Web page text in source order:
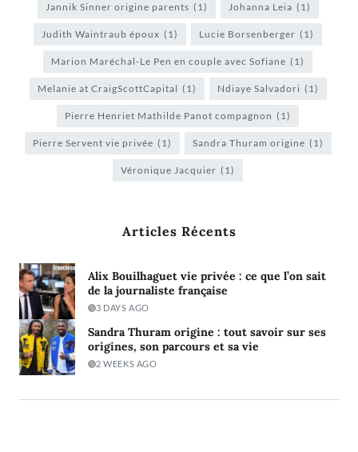
Jannik Sinner origine parents (1) Johanna Leia (1)
Judith Waintraub époux (1) Lucie Borsenberger (1)
Marion Maréchal-Le Pen en couple avec Sofiane (1)
Melanie at CraigScottCapital (1) Ndiaye Salvadori (1)
Pierre Henriet Mathilde Panot compagnon (1)
Pierre Servent vie privée (1) Sandra Thuram origine (1)
Véronique Jacquier (1)
Articles Récents
Alix Bouilhaguet vie privée : ce que l’on sait
de la journaliste française
3 DAYS AGO
Sandra Thuram origine : tout savoir sur ses
origines, son parcours et sa vie
2 WEEKS AGO